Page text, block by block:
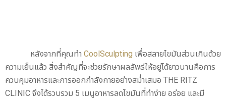
หลังจากที่คุณทำ CoolSculpting เพื่อสลายไขมันส่วนเกินด้วย
ความเย็นแล้ว สิ่งสำคัญที่จะช่วยรักษาผลลัพธ์ให้อยู่ได้ยาวนานคือการ
ควบคุมอาหารและการออกกำลังกายอย่างสม่ำเสมอ THE RITZ
CLINIC จึงได้รวบรวม 5 เมนูอาหารลดไขมันที่ทำง่าย อร่อย และมี